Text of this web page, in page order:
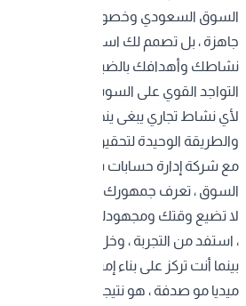
السوق السعودي وخصوصياته . الشركة
جاهزة ، بل تصمم لك استراتيجية مخصصة
نشاطك وأهدافك بالضبط .
التواجد القوي على السوشيال ميديا ما
لأي نشاط تجاري يبغى ينجح ويتوسع .
والطريقة الوحيدة لتحقيق هذا التواجد
مع شركة إدارة حسابات سوشيال ميديا
السوق ، تعرف جمهورك ، وتقدر تحول
لا تضيع وقتك ومجهودك في محاولات
، استفد من التجربة ، وخل الاحترافيين
بينما أنت تركز على بناء إمبراطوريتك
ميديا مو صدفة ، هو نتيجة تخطيط دقيق ،